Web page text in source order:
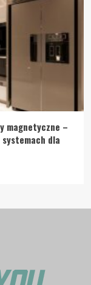
magnetyczne –
dla